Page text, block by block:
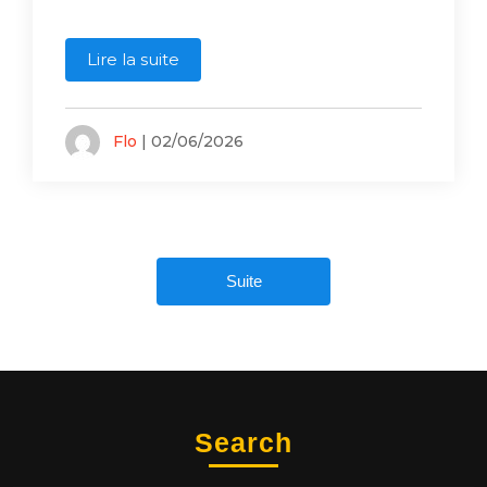
Lire la suite
Flo | 02/06/2026
Suite
Search